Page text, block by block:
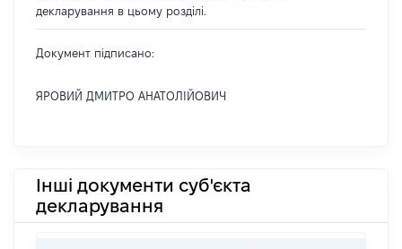
декларування в цьому розділі.
Документ підписано:
ЯРОВИЙ ДМИТРО АНАТОЛІЙОВИЧ
Інші документи суб'єкта
декларування